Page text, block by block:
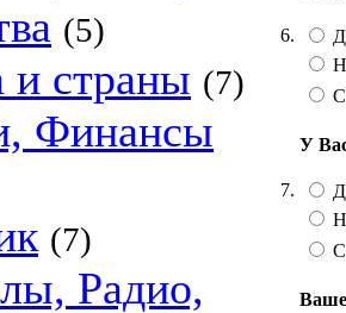
(5)
и страны (7)
Финансы
(7)
Радио,
6.
7.
У
Ваше